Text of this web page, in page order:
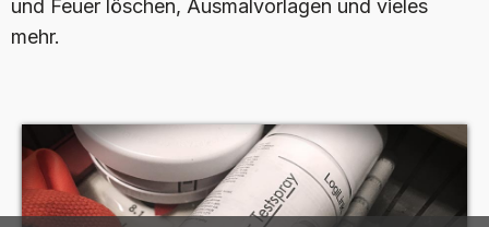
und Feuer löschen, Ausmalvorlagen und vieles
mehr.